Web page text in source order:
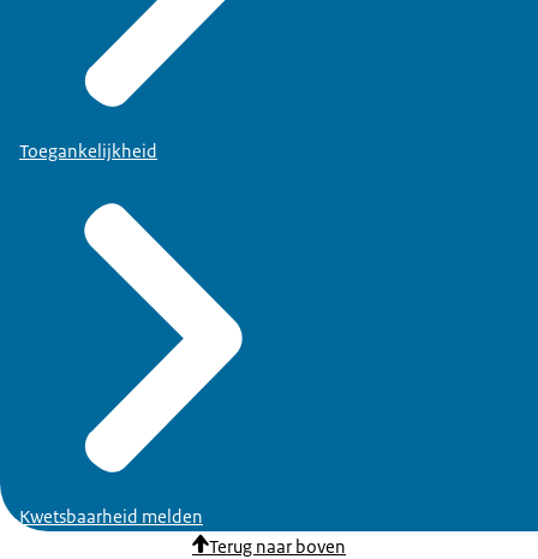
Toegankelijkheid
Kwetsbaarheid melden
Terug naar boven